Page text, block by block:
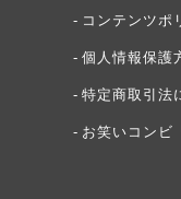
コンテンツポ
個人情報保護
特定商取引法
お笑いコンビ